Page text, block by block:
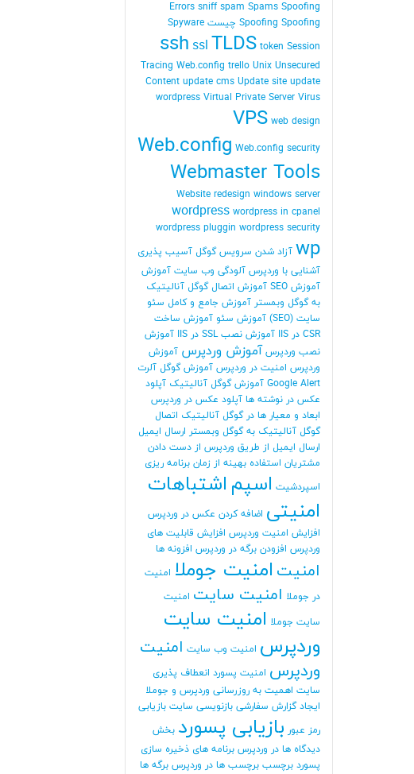
Errors sniff spam Spams Spoofing
Spoofing Spoofing چیست
Spyware
ssh ssl TLDS token Session
Tracing Web.config trello Unix Unsecured
Content update cms Update site update
wordpress Virtual Private Server Virus
VPS web design
Web.config Web.config security
Webmaster Tools
Website redesign windows server
wordpress wordpress in cpanel
wordpress pluggin wordpress security
wp آزاد شدن سرویس گوگل آسیب پذیری
آشنایی با وردپرس آلودگی وب سایت آموزش
آموزش SEO
آموزش اتصال گوگل آنالیتیک
به گوگل وبمستر آموزش جامع و کامل سئو
سایت (SEO)
آموزش سئو آموزش ساخت
CSR در IIS
آموزش نصب SSL در IIS
آموزش
نصب وردپرس آموزش وردپرس آموزش
وردپرس امنیت در وردپرس آموزش گوگل آلرت
Google Alert آموزش گوگل آنالیتیک آپلود
عکس در نوشته ها آپلود عکس در وردپرس
ابعاد و معیار ها در گوگل آنالیتیک اتصال
گوگل آنالیتیک به گوگل وبمستر ارسال ایمیل
ارسال ایمیل از طریق وردپرس از دست دادن
مشتریان استفاده بهینه از زمان برنامه ریزی
اسپردشیت اسپم اشتباهات
امنیتی اضافه کردن عکس در وردپرس
افزایش امنیت وردپرس افزایش قابلیت های
وردپرس افزودن برگه در وردپرس افزونه ها
امنیت امنیت جوملا امنیت
در جوملا امنیت سایت امنیت
سایت جوملا امنیت سایت
وردپرس امنیت وب سایت امنیت
وردپرس امنیت پسورد انعطاف پذیری
سایت اهمیت به روزرسانی وردپرس و جوملا
ایجاد گزارش سفارشی بازنویسی سایت بازیابی
رمز عبور بازیابی پسورد بخش
دیدگاه ها در وردپرس برنامه های ذخیره سازی
پسورد برچسب برچسب ها در وردپرس برگه ها